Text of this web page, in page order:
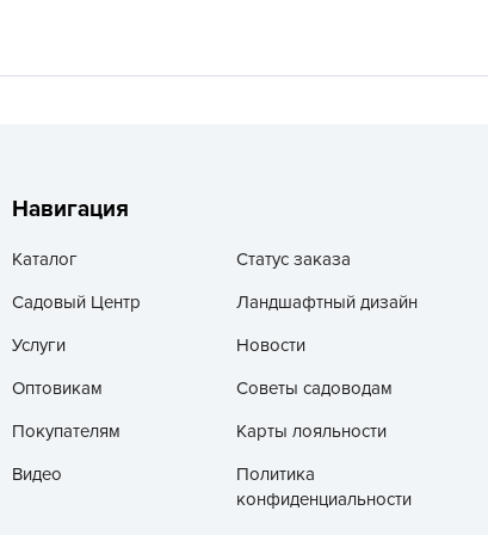
Навигация
Каталог
Статус заказа
Садовый Центр
Ландшафтный дизайн
Услуги
Новости
Оптовикам
Советы садоводам
Покупателям
Карты лояльности
Видео
Политика
конфиденциальности